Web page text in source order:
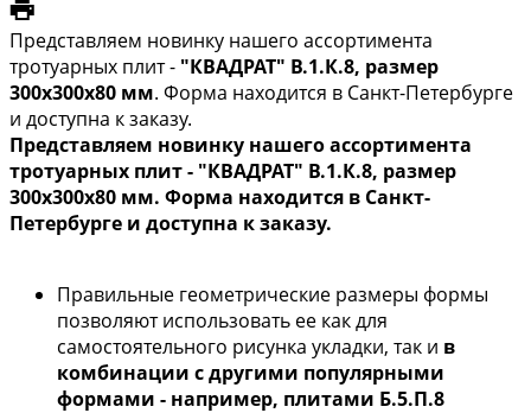
Представляем новинку нашего ассортимента
тротуарных плит - "КВАДРАТ" В.1.К.8, размер
300х300х80 мм. Форма находится в Санкт-Петербурге
и доступна к заказу.
Представляем новинку нашего ассортимента
тротуарных плит - "КВАДРАТ" В.1.К.8, размер
300х300х80 мм. Форма находится в Санкт-
Петербурге и доступна к заказу.
Правильные геометрические размеры формы
позволяют использовать ее как для
самостоятельного рисунка укладки, так и в
комбинации с другими популярными
формами - например, плитами Б.5.П.8